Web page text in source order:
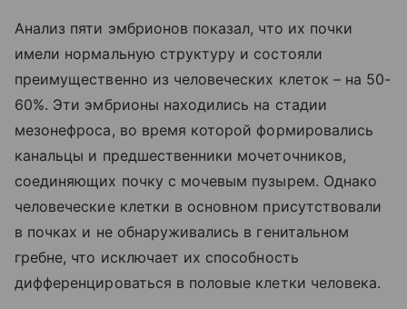
Анализ пяти эмбрионов показал, что их почки
имели нормальную структуру и состояли
преимущественно из человеческих клеток – на 50-
60%. Эти эмбрионы находились на стадии
мезонефроса, во время которой формировались
канальцы и предшественники мочеточников,
соединяющих почку с мочевым пузырем. Однако
человеческие клетки в основном присутствовали
в почках и не обнаруживались в генитальном
гребне, что исключает их способность
дифференцироваться в половые клетки человека.